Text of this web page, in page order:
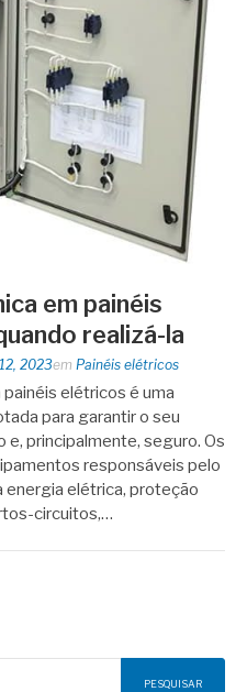
em painéis
realizá-la
2023em Painéis elétricos
elétricos é uma
para garantir o seu
principalmente, seguro. Os
responsáveis pelo
elétrica, proteção
circuitos,…
PESQUISAR